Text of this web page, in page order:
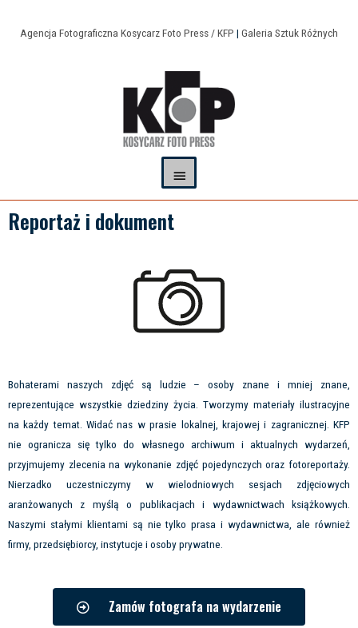
Agencja Fotograficzna Kosycarz Foto Press / KFP | Galeria Sztuk Różnych
Reportaż i dokument
Bohaterami naszych zdjęć są ludzie – osoby znane i mniej znane,
reprezentujące wszystkie dziedziny życia. Tworzymy materiały ilustracyjne
na każdy temat. Widać nas w prasie lokalnej, krajowej i zagranicznej. KFP
nie ogranicza się tylko do własnego archiwum i aktualnych wydarzeń,
przyjmujemy zlecenia na wykonanie zdjęć pojedynczych oraz fotoreportaży.
Nierzadko uczestniczymy w wielodniowych sesjach zdjęciowych
aranżowanych z myślą o publikacjach i wydawnictwach książkowych.
Naszymi stałymi klientami są nie tylko prasa i wydawnictwa, ale również
firmy, przedsiębiorcy, instytucje i osoby prywatne.
Zamów fotografa na wydarzenie